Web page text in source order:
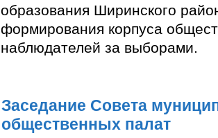
образования Ширинского
формирования корпуса
наблюдателей за выборами.
Заседание Совета
общественных палат